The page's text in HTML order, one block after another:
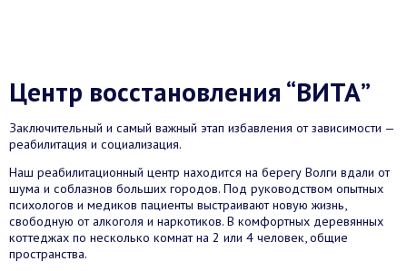
Центр восстановления “ВИТА”
Заключительный и самый важный этап избавления от зависимости —
реабилитация и социализация.
Наш реабилитационный центр находится на берегу Волги вдали от
шума и соблазнов больших городов. Под руководством опытных
психологов и медиков пациенты выстраивают новую жизнь,
свободную от алкоголя и наркотиков. В комфортных деревянных
коттеджах по несколько комнат на 2 или 4 человек, общие
пространства.